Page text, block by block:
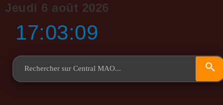
Jeudi 6 août 2026
17:03:09